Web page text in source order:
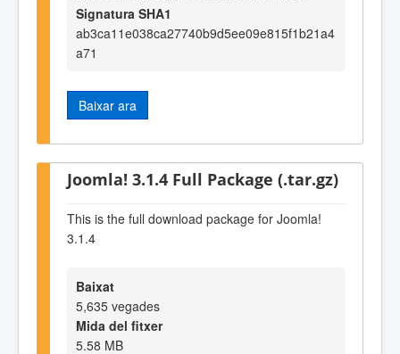
Signatura SHA1
ab3ca11e038ca27740b9d5ee09e815f1b21a4
a71
Baixar ara
Joomla! 3.1.4 Full Package (.tar.gz)
This is the full download package for Joomla!
3.1.4
Baixat
5,635 vegades
Mida del fitxer
5.58 MB